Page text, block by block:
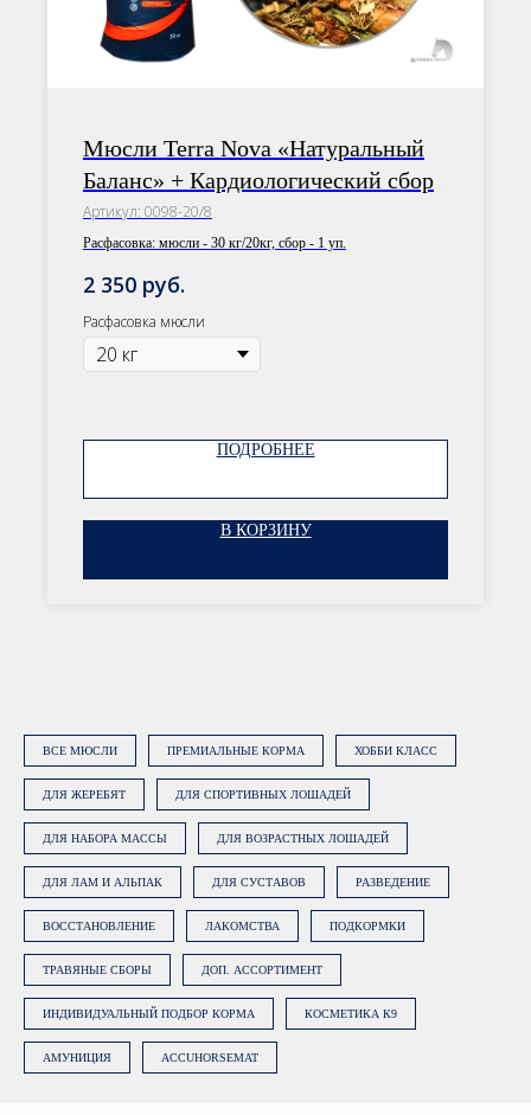
Мюсли Terra Nova «Натуральный
Баланс» + Кардиологический сбор
Артикул: 0098-20/8
Расфасовка: мюсли - 30 кг/20кг, сбор - 1 уп.
2 350 руб.
Расфасовка мюсли
ПОДРОБНЕЕ
В КОРЗИНУ
ВСЕ МЮСЛИ ПРЕМИАЛЬНЫЕ КОРМА ХОББИ КЛАСС
ДЛЯ ЖЕРЕБЯТ ДЛЯ СПОРТИВНЫХ ЛОШАДЕЙ
ДЛЯ НАБОРА МАССЫ ДЛЯ ВОЗРАСТНЫХ ЛОШАДЕЙ
ДЛЯ ЛАМ И АЛЬПАК ДЛЯ СУСТАВОВ РАЗВЕДЕНИЕ
ВОССТАНОВЛЕНИЕ ЛАКОМСТВА ПОДКОРМКИ
ТРАВЯНЫЕ СБОРЫ ДОП. АССОРТИМЕНТ
ИНДИВИДУАЛЬНЫЙ ПОДБОР КОРМА КОСМЕТИКА К9
АМУНИЦИЯ ACCUHORSEMAT
Наши менеджеры подберут
сбалансированный рацион, подходящий
именно вашей лошади
ОСТАВЬТЕ ЗАЯВКУ
консультацию», вы даетесогласие на
Подробнее об обработке данных в